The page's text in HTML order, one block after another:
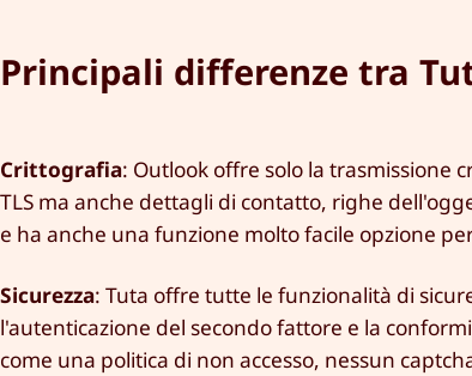
Principali differenze tra
Crittografia: Outlook offre solo la trasmissione
TLS ma anche dettagli di contatto, righe
e ha anche una funzione molto facile opzione
Sicurezza: Tuta offre tutte le funzionalità di
l'autenticazione del secondo fattore e la
come una politica di non accesso, nessun